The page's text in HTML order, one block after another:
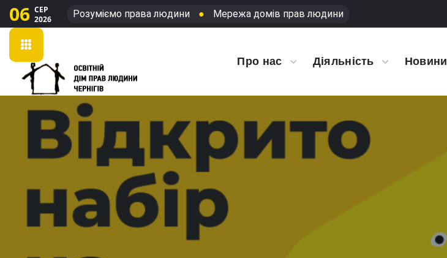
06 СЕР
2026
Розуміємо права людини ● Мережа домів прав людини
Про нас Діяльність Новини